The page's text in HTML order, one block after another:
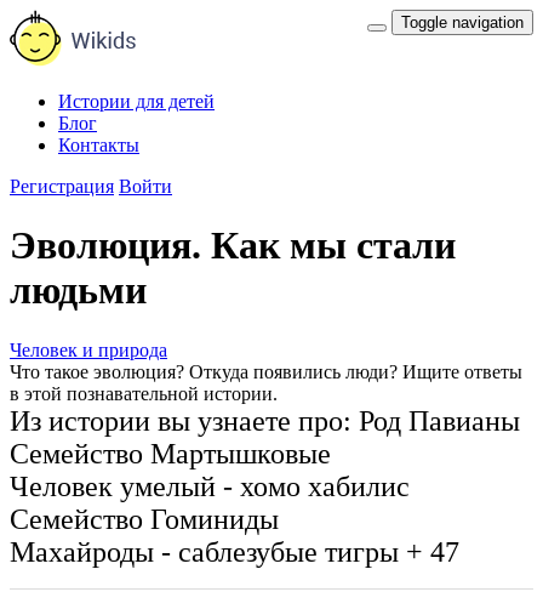
Toggle navigation
Истории для детей
Блог
Контакты
Регистрация Войти
Эволюция. Как мы стали
людьми
Человек и природа
Что такое эволюция? Откуда появились люди? Ищите ответы
в этой познавательной истории.
Из истории вы узнаете про: Род Павианы
Семейство Мартышковые
Человек умелый - хомо хабилис
Семейство Гоминиды
Махайроды - саблезубые тигры + 47